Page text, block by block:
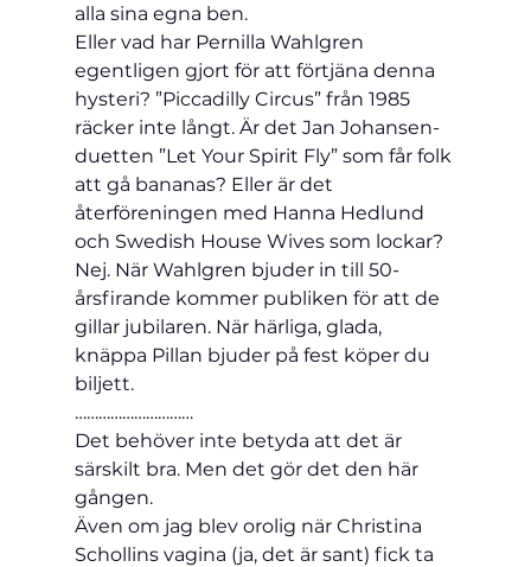
alla sina egna ben.
Eller vad har Pernilla Wahlgren
egentligen gjort för att förtjäna denna
hysteri? ”Piccadilly Circus” från 1985
räcker inte långt. Är det Jan Johansen-
duetten ”Let Your Spirit Fly” som får folk
att gå bananas? Eller är det
återföreningen med Hanna Hedlund
och Swedish House Wives som lockar?
Nej. När Wahlgren bjuder in till 50-
årsfirande kommer publiken för att de
gillar jubilaren. När härliga, glada,
knäppa Pillan bjuder på fest köper du
biljett.
…………………………
Det behöver inte betyda att det är
särskilt bra. Men det gör det den här
gången.
Även om jag blev orolig när Christina
Schollins vagina (ja, det är sant) fick ta